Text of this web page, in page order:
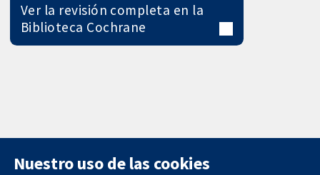
Ver la revisión completa en la
Biblioteca Cochrane
Nuestro uso de las cookies